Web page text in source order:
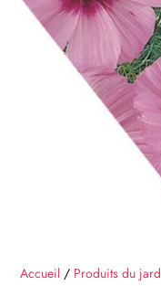
Accueil / Produits du